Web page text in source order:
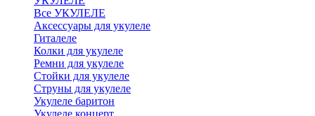
Все УКУЛЕЛЕ
Аксессуары для укулеле
Гиталеле
Колки для укулеле
Ремни для укулеле
Стойки для укулеле
Струны для укулеле
Укулеле баритон
Укулеле концерт